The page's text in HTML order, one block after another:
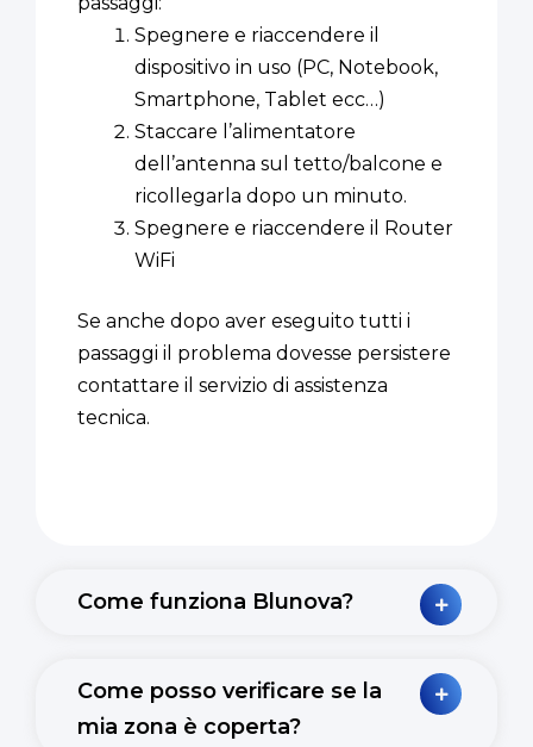
Spegnere e riaccendere il
dispositivo in uso (PC, Notebook,
Smartphone, Tablet ecc…)
Staccare l’alimentatore
dell’antenna sul tetto/balcone e
ricollegarla dopo un minuto.
Spegnere e riaccendere il Router
WiFi
Se anche dopo aver eseguito tutti i
passaggi il problema dovesse persistere
contattare il servizio di assistenza
tecnica.
Come funziona Blunova?
Come posso verificare se la
mia zona è coperta?